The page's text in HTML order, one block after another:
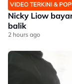
VIDEO TERKINI &
Nicky Liow
balik
2 hours ago